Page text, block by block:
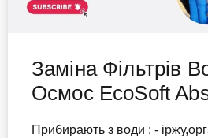
Заміна Фільтрів
Осмос EcoSoft
Прибирають з води : -